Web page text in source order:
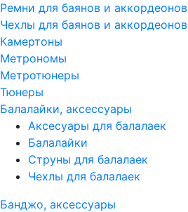
Ремни для баянов и аккордеонов
Чехлы для баянов и аккордеонов
Камертоны
Метрономы
Метротюнеры
Тюнеры
Балалайки, аксессуары
Аксесуары для балалаек
Балалайки
Струны для балалаек
Чехлы для балалаек
Банджо, аксессуары